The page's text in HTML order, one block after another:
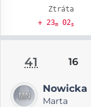
Ztráta
+ 23m02s
41 16
Nowicka
Marta